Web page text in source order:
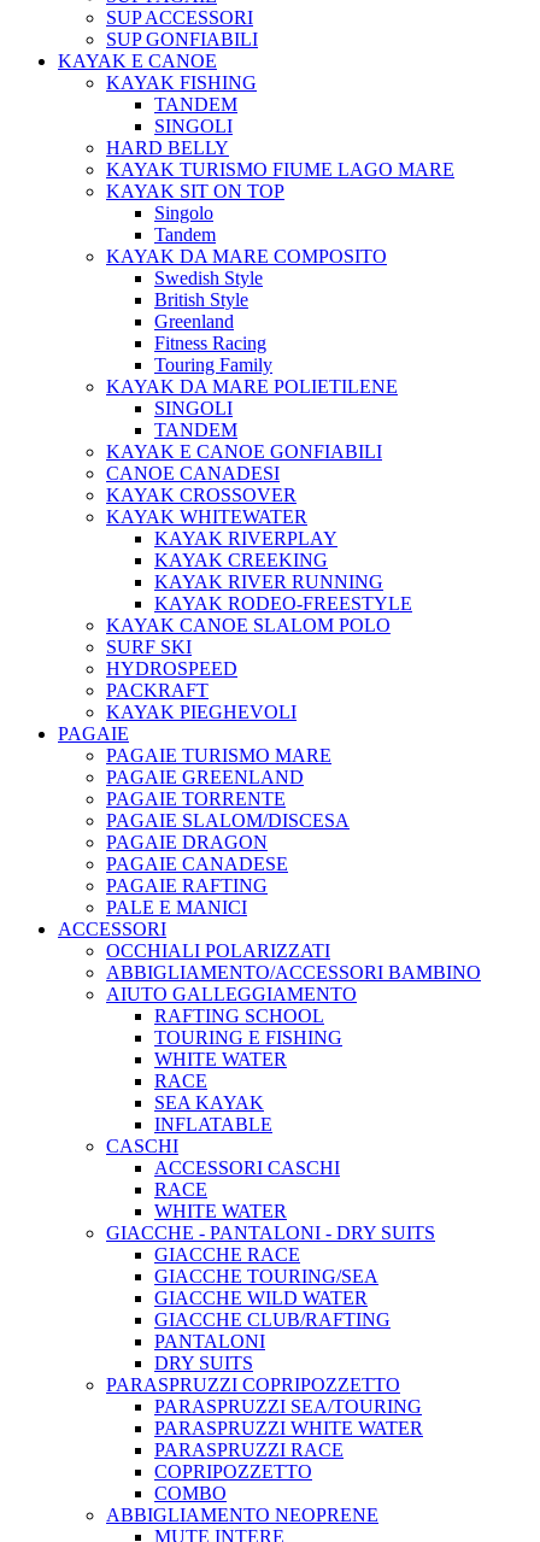
SUP ACCESSORI
SUP GONFIABILI
KAYAK E CANOE
KAYAK FISHING
TANDEM
SINGOLI
HARD BELLY
KAYAK TURISMO FIUME LAGO MARE
KAYAK SIT ON TOP
Singolo
Tandem
KAYAK DA MARE COMPOSITO
Swedish Style
British Style
Greenland
Fitness Racing
Touring Family
KAYAK DA MARE POLIETILENE
SINGOLI
TANDEM
KAYAK E CANOE GONFIABILI
CANOE CANADESI
KAYAK CROSSOVER
KAYAK WHITEWATER
KAYAK RIVERPLAY
KAYAK CREEKING
KAYAK RIVER RUNNING
KAYAK RODEO-FREESTYLE
KAYAK CANOE SLALOM POLO
SURF SKI
HYDROSPEED
PACKRAFT
KAYAK PIEGHEVOLI
PAGAIE
PAGAIE TURISMO MARE
PAGAIE GREENLAND
PAGAIE TORRENTE
PAGAIE SLALOM/DISCESA
PAGAIE DRAGON
PAGAIE CANADESE
PAGAIE RAFTING
PALE E MANICI
ACCESSORI
OCCHIALI POLARIZZATI
ABBIGLIAMENTO/ACCESSORI BAMBINO
AIUTO GALLEGGIAMENTO
RAFTING SCHOOL
TOURING E FISHING
WHITE WATER
RACE
SEA KAYAK
INFLATABLE
CASCHI
ACCESSORI CASCHI
RACE
WHITE WATER
GIACCHE - PANTALONI - DRY SUITS
GIACCHE RACE
GIACCHE TOURING/SEA
GIACCHE WILD WATER
GIACCHE CLUB/RAFTING
PANTALONI
DRY SUITS
PARASPRUZZI COPRIPOZZETTO
PARASPRUZZI SEA/TOURING
PARASPRUZZI WHITE WATER
PARASPRUZZI RACE
COPRIPOZZETTO
COMBO
ABBIGLIAMENTO NEOPRENE
MUTE INTERE